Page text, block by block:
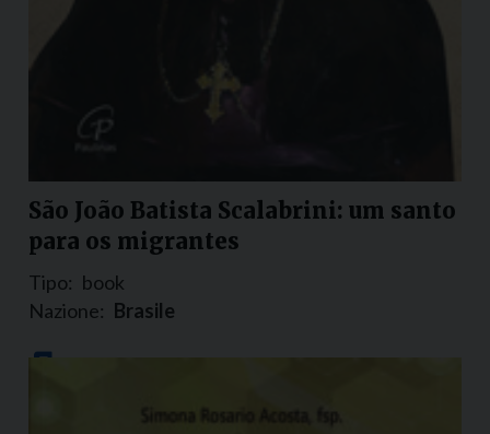
São João Batista Scalabrini: um santo
para os migrantes
Tipo: book
Nazione: Brasile